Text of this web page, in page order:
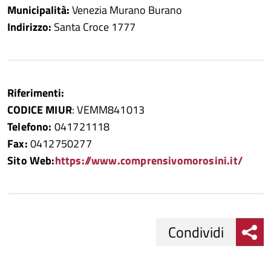
Facebook
su
Whatsapp
Municipalità:Venezia Murano Burano
Indirizzo: Santa Croce 1777
Riferimenti:
CODICE MIUR: VEMM841013
Telefono: 041721118
Fax:0412750277
Sito Web:https://www.comprensivomorosini.it/
Condividi